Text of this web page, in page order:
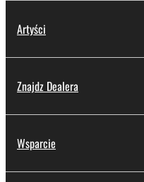
Artyści
Znajdz Dealera
Wsparcie